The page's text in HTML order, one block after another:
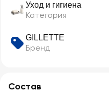
Уход и гигиена
Категория
GILLETTE
Бренд
Состав